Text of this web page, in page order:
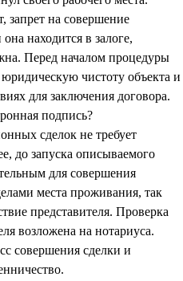
запрет на совершение
находится в залоге,
Перед началом процедуры
чистоту объекта и
для заключения договора.
подпись?
сделок не требует
до запуска описываемого
для совершения
места проживания, так
представителя. Проверка
возложена на нотариуса.
совершения сделки и